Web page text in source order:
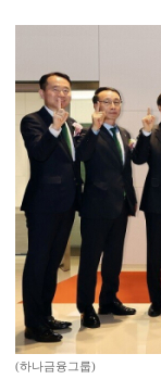
(하나금융그룹)